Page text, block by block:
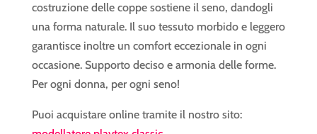
costruzione delle coppe sostiene il seno, dandogli
una forma naturale. Il suo tessuto morbido e leggero
garantisce inoltre un comfort eccezionale in ogni
occasione. Supporto deciso e armonia delle forme.
Per ogni donna, per ogni seno!
Puoi acquistare online tramite il nostro sito: